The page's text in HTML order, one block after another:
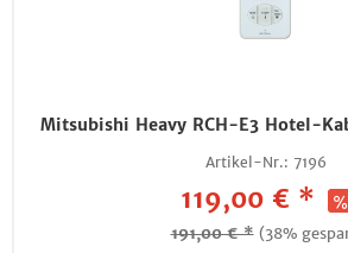
Mitsubishi Heavy RCH-E3 Hotel-
Artikel-Nr.: 7196
119,00 € *
191,00 € * (38%